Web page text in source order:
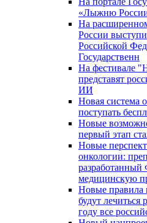
«Лыжню
На
России
Российской
Государственн
На фестивале
представят
ИИ
Новая система
поступать
Новые
первый этап
Новые
онкологии:
медицинскую
Новые правила
будут лечиться
году все